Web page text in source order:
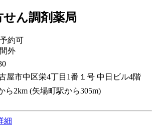
せん調剤薬局
約可
外
屋市中区栄4丁目1番１号 中日ビル4階
ら2km (矢場町駅から305m)
細